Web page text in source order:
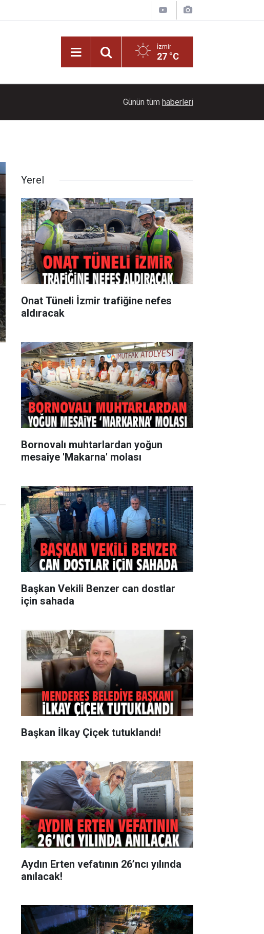
İzmir
27 °C
Bahçeli, MHP İl Başkanı'nın oğlu Enes Doğan'ın
Günün tüm haberleri
Yerel
Onat Tüneli İzmir trafiğine nefes
aldıracak
Bornovalı muhtarlardan yoğun
mesaiye 'Makarna' molası
Başkan Vekili Benzer can dostlar
için sahada
Başkan İlkay Çiçek tutuklandı!
Aydın Erten vefatının 26’ncı yılında
anılacak!